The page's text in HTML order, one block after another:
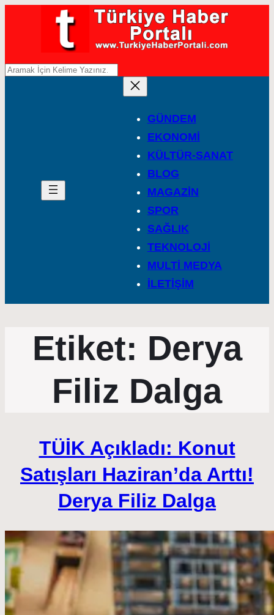
A
GÜNDEM
EKONOMİ
KÜLTÜR-SANAT
BLOG
MAGAZİN
SPOR
SAĞLIK
TEKNOLOJİ
MULTİ MEDYA
İLETİŞİM
Etiket: Derya
Filiz Dalga
TÜİK Açıkladı: Konut
Satışları Haziran’da Arttı!
Derya Filiz Dalga